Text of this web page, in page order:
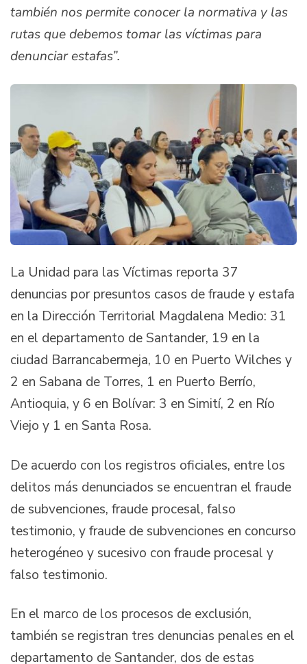
también nos permite conocer la normativa y las
rutas que debemos tomar las víctimas para
denunciar estafas”.
La Unidad para las Víctimas reporta 37
denuncias por presuntos casos de fraude y estafa
en la Dirección Territorial Magdalena Medio: 31
en el departamento de Santander, 19 en la
ciudad Barrancabermeja, 10 en Puerto Wilches y
2 en Sabana de Torres, 1 en Puerto Berrío,
Antioquia, y 6 en Bolívar: 3 en Simití, 2 en Río
Viejo y 1 en Santa Rosa.
De acuerdo con los registros oficiales, entre los
delitos más denunciados se encuentran el fraude
de subvenciones, fraude procesal, falso
testimonio, y fraude de subvenciones en concurso
heterogéneo y sucesivo con fraude procesal y
falso testimonio.
En el marco de los procesos de exclusión,
también se registran tres denuncias penales en el
departamento de Santander, dos de estas